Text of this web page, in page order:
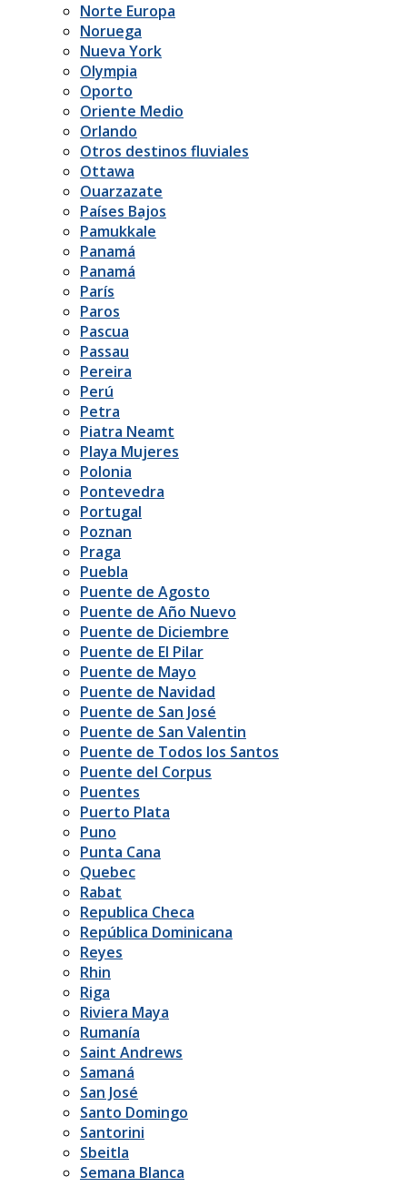
Norte Europa
Noruega
Nueva York
Olympia
Oporto
Oriente Medio
Orlando
Otros destinos fluviales
Ottawa
Ouarzazate
Países Bajos
Pamukkale
Panamá
Panamá
París
Paros
Pascua
Passau
Pereira
Perú
Petra
Piatra Neamt
Playa Mujeres
Polonia
Pontevedra
Portugal
Poznan
Praga
Puebla
Puente de Agosto
Puente de Año Nuevo
Puente de Diciembre
Puente de El Pilar
Puente de Mayo
Puente de Navidad
Puente de San José
Puente de San Valentin
Puente de Todos los Santos
Puente del Corpus
Puentes
Puerto Plata
Puno
Punta Cana
Quebec
Rabat
Republica Checa
República Dominicana
Reyes
Rhin
Riga
Riviera Maya
Rumanía
Saint Andrews
Samaná
San José
Santo Domingo
Santorini
Sbeitla
Semana Blanca